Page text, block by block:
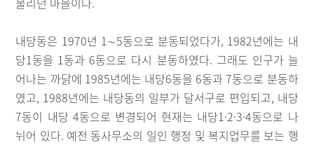
내당동은 1970년 1∼5동으로 분동되었다가, 1982년에는 내
당1동을 1동과 6동으로 다시 분동하였다. 그래도 인구가 늘
어나는 까닭에 1985년에는 내당6동을 6동과 7동으로 분동하
였고, 1988년에는 내당동의 일부가 달서구로 편입되고, 내당
7동이 내당 4동으로 변경되어 현재는 내당1·2·3·4동으로 나
뉘어 있다. 예전 동사무소의 일인 행정 및 복지업무를 보는 행